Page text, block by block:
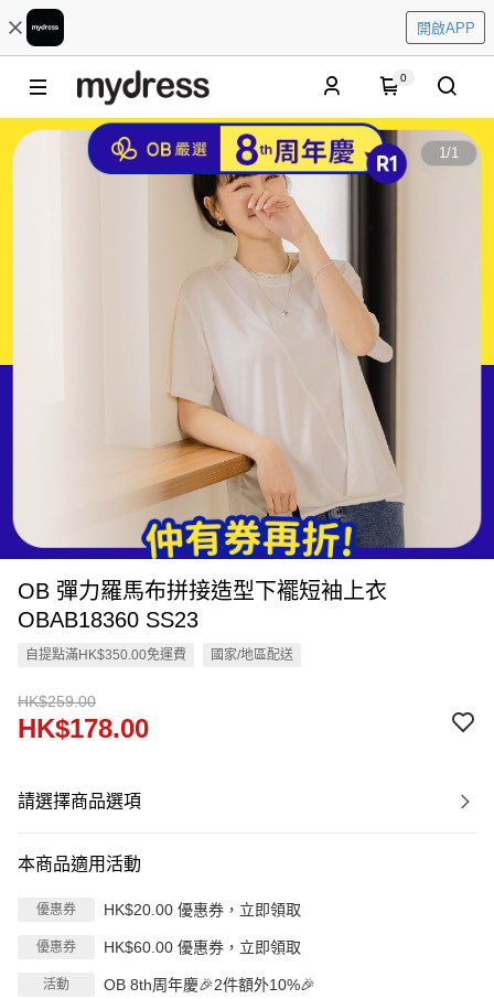
開啟APP
0
1/1
OB 彈力羅馬布拼接造型下襬短袖上衣
OBAB18360 SS23
自提點滿HK$350.00免運費 國家/地區配送
HK$259.00
HK$178.00
請選擇商品選項
本商品適用活動
優惠券 HK$20.00 優惠券，立即領取
優惠券 HK$60.00 優惠券，立即領取
活動 OB 8th周年慶🎉2件額外10%🎉